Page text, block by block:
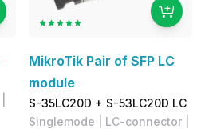
MikroTik Pair of SFP LC
module
S-35LC20D + S-53LC20D LC
Singlemode | LC-connector |